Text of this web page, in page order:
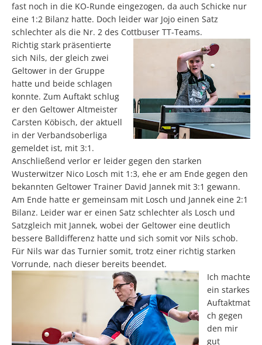
fast noch in die KO-Runde eingezogen, da auch Schicke nur
eine 1:2 Bilanz hatte. Doch leider war Jojo einen Satz
schlechter als die Nr. 2 des Cottbuser TT-Teams.
Richtig stark präsentierte
sich Nils, der gleich zwei
Geltower in der Gruppe
hatte und beide schlagen
konnte. Zum Auftakt schlug
er den Geltower Altmeister
Carsten Köbisch, der aktuell
in der Verbandsoberliga
gemeldet ist, mit 3:1.
Anschließend verlor er leider gegen den starken
Wusterwitzer Nico Losch mit 1:3, ehe er am Ende gegen den
bekannten Geltower Trainer David Jannek mit 3:1 gewann.
Am Ende hatte er gemeinsam mit Losch und Jannek eine 2:1
Bilanz. Leider war er einen Satz schlechter als Losch und
Satzgleich mit Jannek, wobei der Geltower eine deutlich
bessere Balldifferenz hatte und sich somit vor Nils schob.
Für Nils war das Turnier somit, trotz einer richtig starken
Vorrunde, nach dieser bereits beendet.
Ich machte
ein starkes
Auftaktmat
ch gegen
den mir
gut